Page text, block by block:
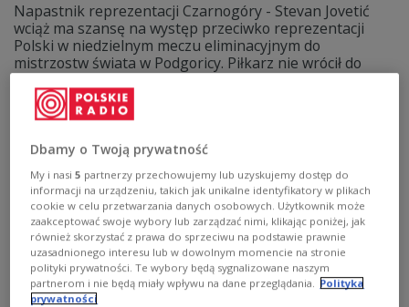
Napastnik reprezentacji Czarnogóry - Stevan Jovetić
wciąż ma szansę na występ przeciwko reprezentacji
Polski w niedzielnym meczu eliminacyjnym do
mistrzostw świata w Podgoricy. Piłkarz nie wrócił do
swojego klubu - wbrew oficjalnemu oświadczeniu Sevilli
Zobacz więcej na temat:
Dbamy o Twoją prywatność
My i nasi5 partnerzy przechowujemy lub uzyskujemy dostęp do
informacji na urządzeniu, takich jak unikalne identyfikatory w plikach
cookie w celu przetwarzania danych osobowych. Użytkownik może
zaakceptować swoje wybory lub zarządzać nimi, klikając poniżej, jak
również skorzystać z prawa do sprzeciwu na podstawie prawnie
uzasadnionego interesu lub w dowolnym momencie na stronie
polityki prywatności. Te wybory będą sygnalizowane naszym
partnerom i nie będą miały wpływu na dane przeglądania. Polityka
prywatności